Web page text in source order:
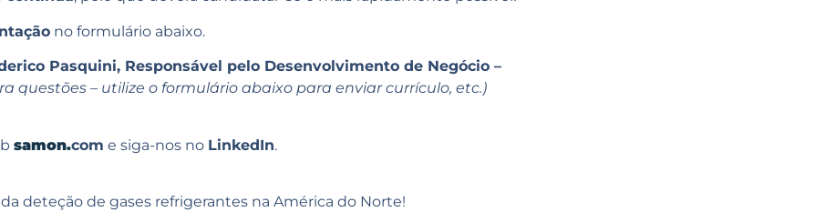
no formulário abaixo.
Pasquini, Responsável pelo Desenvolvimento de Negócio –
questões – utilize o formulário abaixo para enviar currículo, etc.)
samon.com e siga-nos no LinkedIn.
deteção de gases refrigerantes na América do Norte!